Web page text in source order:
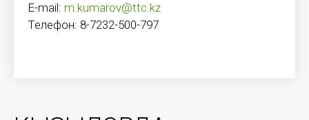
E-mail: m.kumarov@ttc.kz
Телефон: 8-7232-500-797